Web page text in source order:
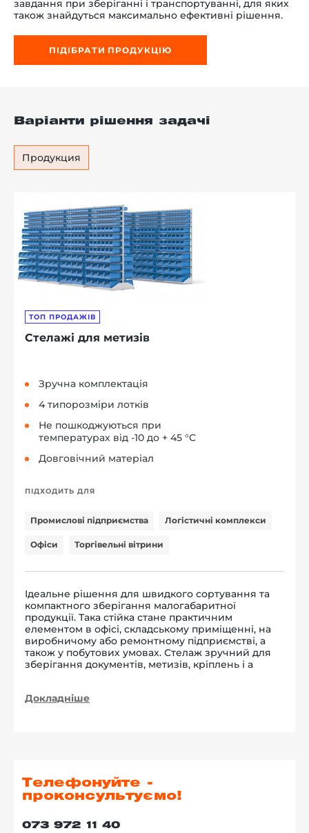
завдання при зберіганні і транспортуванні, для яких
також знайдуться максимально ефективні рішення.
ПІДІБРАТИ ПРОДУКЦІЮ
Варіанти рішення задачі
Продукция
ТОП ПРОДАЖІВ
Стелажі для метизів
Зручна комплектація
4 типорозміри лотків
Не пошкоджуються при
температурах від -10 до + 45 °C
Довговічний матеріал
ПІДХОДИТЬ ДЛЯ
Промислові підприємства Логістичні комплекси
Офіси Торгівельні вітрини
Ідеальне рішення для швидкого сортування та
компактного зберігання малогабаритної
продукції. Така стійка стане практичним
елементом в офісі, складському приміщенні, на
виробничому або ремонтному підприємстві, а
також у побутових умовах. Стелаж зручний для
зберігання документів, метизів, кріплень і а
Докладніше
Телефонуйте -
проконсультуємо!
073 972 11 40